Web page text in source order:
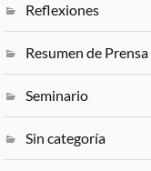
Reflexiones
Resumen de Prensa
Seminario
Sin categoría